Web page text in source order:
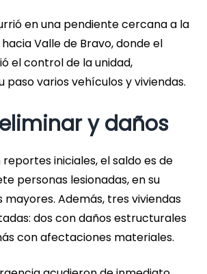
en una pendiente cercana a la
Valle de Bravo, donde el
el control de la unidad,
paso varios vehículos y viviendas.
y daños
iniciales, el saldo es de
personas lesionadas, en su
Además, tres viviendas
dos con daños estructurales
con afectaciones materiales.